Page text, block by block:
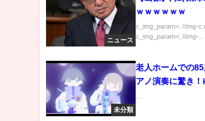
ニュース
ｗｗｗｗｗｗ
c_img_param=; //img-
c_img_param=; //img-...
未分類
老人ホームでの
アノ演奏に驚き